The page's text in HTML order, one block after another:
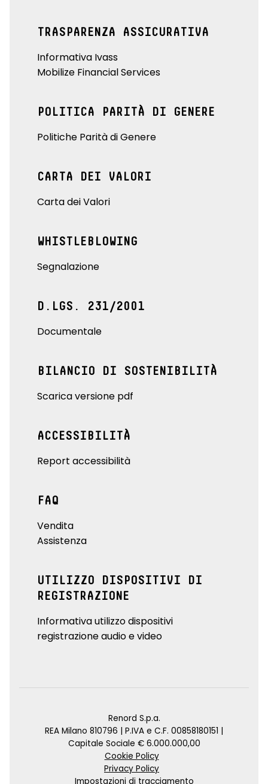
TRASPARENZA ASSICURATIVA
Informativa Ivass
Mobilize Financial Services
POLITICA PARITÀ DI GENERE
Politiche Parità di Genere
CARTA DEI VALORI
Carta dei Valori
WHISTLEBLOWING
Segnalazione
D.LGS. 231/2001
Documentale
BILANCIO DI SOSTENIBILITÀ
Scarica versione pdf
ACCESSIBILITÀ
Report accessibilità
FAQ
Vendita
Assistenza
UTILIZZO DISPOSITIVI DI
REGISTRAZIONE
Informativa utilizzo dispositivi
registrazione audio e video
Renord S.p.a.
REA Milano 810796 | P.IVA e C.F. 00858180151 |
Capitale Sociale € 6.000.000,00
Cookie Policy
Privacy Policy
Impostazioni di tracciamento